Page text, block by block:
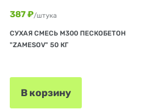
387 ₽/штука
СУХАЯ СМЕСЬ М300 ПЕСКОБЕТОН
"ZAMESOV" 50 КГ
В корзину